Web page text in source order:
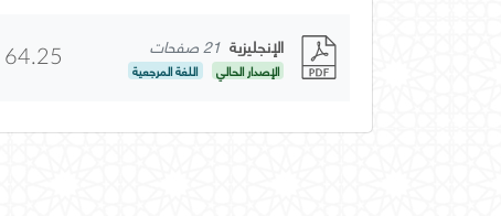
الإنجليزية 21 صفحات
الإصدار الحالي اللغة المرجعية
64.25